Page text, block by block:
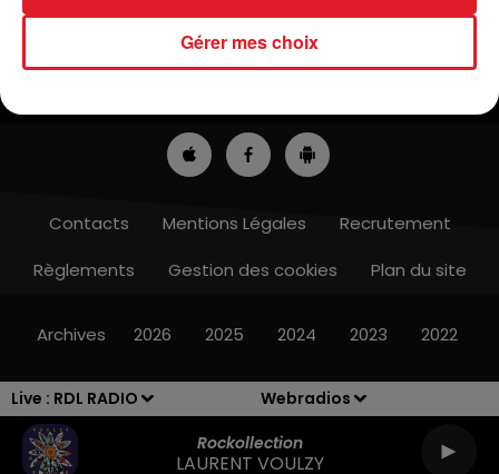
Live : RDL RADIO
Webradios
Rockollection
LAURENT VOULZY
RADIO
Contacts Mentions Légales
Recrutement
Règlements
Gestion des cookies Plan du site
Archives 2026 2025 2024 2023 2022
Gérer mes choix